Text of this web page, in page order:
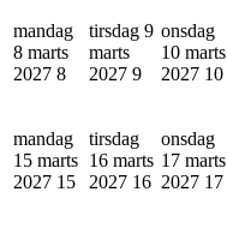
mandag
8 marts
2027 8
tirsdag 9
marts
2027 9
onsdag
10 marts
2027 10
mandag
15 marts
2027 15
tirsdag
16 marts
2027 16
onsdag
17 marts
2027 17